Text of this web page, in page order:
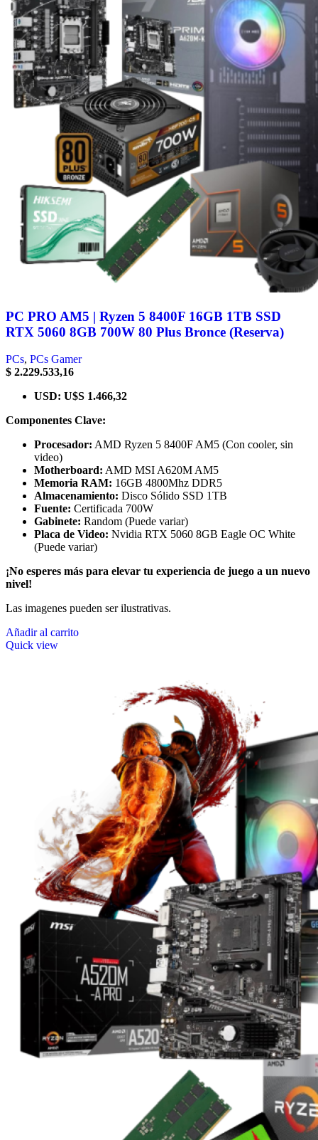
PC PRO AM5 | Ryzen 5 8400F 16GB 1TB SSD
RTX 5060 8GB 700W 80 Plus Bronce (Reserva)
PCs, PCs Gamer
$ 2.229.533,16
USD: U$S 1.466,32
Componentes Clave:
Procesador: AMD Ryzen 5 8400F AM5 (Con cooler, sin
video)
Motherboard: AMD MSI A620M AM5
Memoria RAM: 16GB 4800Mhz DDR5
Almacenamiento: Disco Sólido SSD 1TB
Fuente: Certificada 700W
Gabinete: Random (Puede variar)
Placa de Video: Nvidia RTX 5060 8GB Eagle OC White
(Puede variar)
¡No esperes más para elevar tu experiencia de juego a un nuevo
nivel!
Las imagenes pueden ser ilustrativas.
Añadir al carrito
Quick view